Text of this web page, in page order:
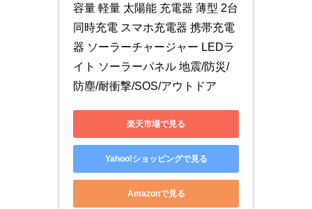
容量 軽量 太陽能 充電器 薄型 2台
同時充電 スマホ充電器 携帯充電
器 ソーラーチャージャー LEDラ
イト ソーラーパネル 地震/防災/
防塵/耐衝撃/SOS/アウトドア
楽天市場で見る
Yahoo!ショッピングで見る
Amazonで見る